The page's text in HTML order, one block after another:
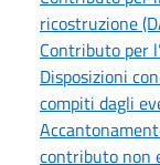
ricostruzione
Contributo per
Disposizioni
compiti dagli
contributo non